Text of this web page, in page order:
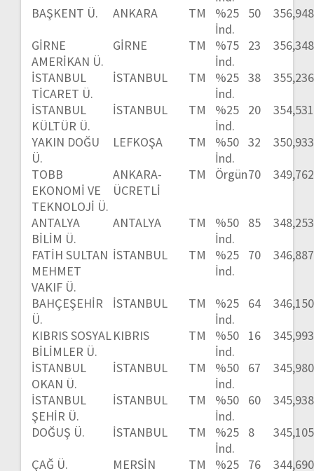
BAŞKENT Ü.
ANKARA TM
%25
İnd.
50
GİRNE
AMERİKAN Ü.
GİRNE TM
%75
İnd.
23
İSTANBUL
TİCARET Ü.
İSTANBUL TM
%25
İnd.
38
İSTANBUL
KÜLTÜR Ü.
İSTANBUL TM
%25
İnd.
20
YAKIN DOĞU
Ü.
LEFKOŞA TM
%50
İnd.
32
TOBB
EKONOMİ VE
TEKNOLOJİ Ü.
ANKARA-
ÜCRETLİ
TM Örgün70
ANTALYA
BİLİM Ü.
ANTALYA TM
%50
İnd.
85
FATİH SULTAN
MEHMET
VAKIF Ü.
İSTANBUL TM
%25
İnd.
70
BAHÇEŞEHİR
Ü.
İSTANBUL TM
%25
İnd.
64
KIBRIS SOSYAL
BİLİMLER Ü.
KIBRIS TM
%50
İnd.
16
İSTANBUL
OKAN Ü.
İSTANBUL TM
%50
İnd.
67
İSTANBUL
ŞEHİR Ü.
İSTANBUL TM
%50
İnd.
60
DOĞUŞ Ü.
İSTANBUL TM
%25
İnd.
8
ÇAĞ Ü.
MERSİN TM
%25
76